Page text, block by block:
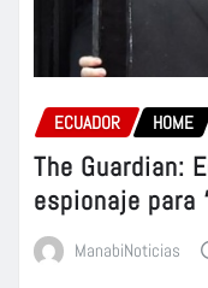
ECUADOR HOME
The Guardian:
espionaje para
ManabiNoticias